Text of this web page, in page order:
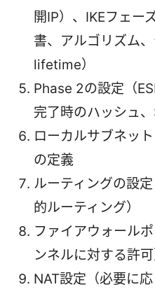
開IP）、IKEフェー
書、アルゴリズム
lifetime）
Phase 2の設定（
完了時のハッシュ
ローカルサブネッ
の定義
ルーティングの設
的ルーティング）
ファイアウォール
ンネルに対する許可
NAT設定（必要に